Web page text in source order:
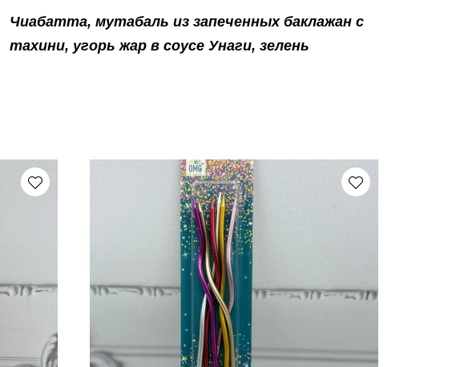
Чиабатта, мутабаль из запеченных баклажан с
тахини, угорь жар в соусе Унаги, зелень